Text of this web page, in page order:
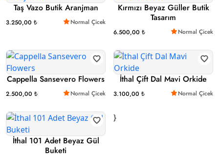
Taş Vazo Butik Aranjman
3.250,00 ₺ Normal Çicek
Kırmızı Beyaz Güller Butik
Tasarım
6.500,00 ₺ Normal Çicek
Cappella Sansevero Flowers
2.500,00 ₺ Normal Çicek
İthal Çift Dal Mavi Orkide
3.100,00 ₺ Normal Çicek
İthal 101 Adet Beyaz Gül
Buketi
}